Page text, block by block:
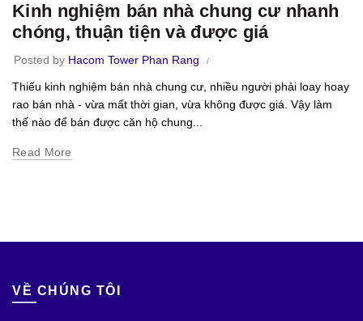
Kinh nghiệm bán nhà chung cư nhanh
chóng, thuận tiện và được giá
Posted by Hacom Tower Phan Rang
Thiếu kinh nghiệm bán nhà chung cư, nhiều người phải loay hoay
rao bán nhà - vừa mất thời gian, vừa không được giá. Vậy làm
thế nào để bán được căn hộ chung...
Read More
VỀ CHÚNG TÔI